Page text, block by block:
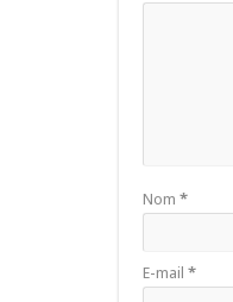
Nom *
E-mail *